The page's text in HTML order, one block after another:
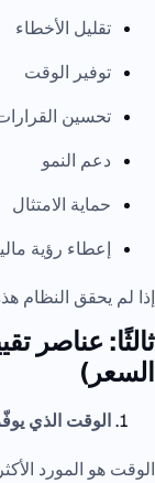
تقليل الأخطاء
توفير الوقت
تحسين
دعم النمو
حماية الامتثال
إعطاء رؤية
إذا لم يحقق النظام
ثالثًا: عناصر
السعر)
الوقت الذي
الوقت هو المورد